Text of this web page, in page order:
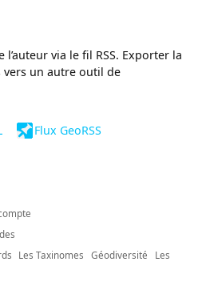
via le fil RSS. Exporter la
un autre outil de
Flux GeoRSS
Les Taxinomes Géodiversité
Les